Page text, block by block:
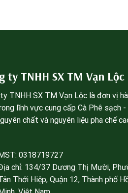
ty TNHH SX TM Vạn Lộc
TNHH SX TM Vạn Lộc là đơn vị
lĩnh vực cung cấp Cà Phê sạch -
chất và nguyên liệu pha chế
0318719727
chỉ: 134/37 Dương Thị Mười,
Thới Hiệp, Quận 12, Thành phố